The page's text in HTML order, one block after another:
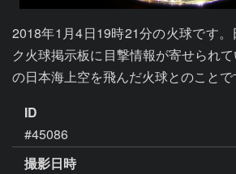
2018年1月4日19時21分の火球です
ク火球掲示板に目撃情報が寄せられ
の日本海上空を飛んだ火球とのことで
ID
#45086
撮影日時